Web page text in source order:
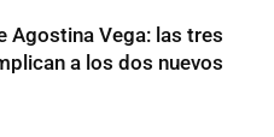
Agostina Vega: las tres
a los dos nuevos